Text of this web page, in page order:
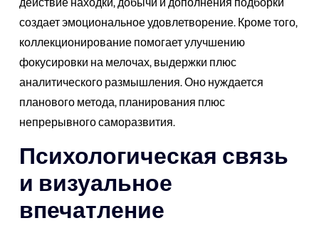
создает эмоциональное удовлетворение. Кроме того,
коллекционирование помогает улучшению
фокусировки на мелочах, выдержки плюс
аналитического размышления. Оно нуждается
планового метода, планирования плюс
непрерывного саморазвития.
Психологическая связь
и визуальное
впечатление